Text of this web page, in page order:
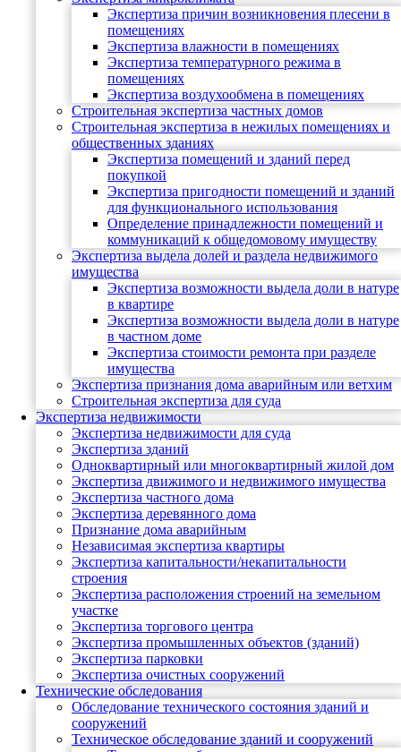
Экспертиза причин возникновения плесени в
помещениях
Экспертиза влажности в помещениях
Экспертиза температурного режима в
помещениях
Экспертиза воздухообмена в помещениях
Строительная экспертиза частных домов
Строительная экспертиза в нежилых помещениях и
общественных зданиях
Экспертиза помещений и зданий перед
покупкой
Экспертиза пригодности помещений и зданий
для функционального использования
Определение принадлежности помещений и
коммуникаций к общедомовому имуществу
Экспертиза выдела долей и раздела недвижимого
имущества
Экспертиза возможности выдела доли в натуре
в квартире
Экспертиза возможности выдела доли в натуре
в частном доме
Экспертиза стоимости ремонта при разделе
имущества
Экспертиза признания дома аварийным или ветхим
Строительная экспертиза для суда
Экспертиза недвижимости
Экспертиза недвижимости для суда
Экспертиза зданий
Одноквартирный или многоквартирный жилой дом
Экспертиза движимого и недвижимого имущества
Экспертиза частного дома
Экспертиза деревянного дома
Признание дома аварийным
Независимая экспертиза квартиры
Экспертиза капитальности/некапитальности
строения
Экспертиза расположения строений на земельном
участке
Экспертиза торгового центра
Экспертиза промышленных объектов (зданий)
Экспертиза парковки
Экспертиза очистных сооружений
Технические обследования
Обследование технического состояния зданий и
сооружений
Техническое обследование зданий и сооружений